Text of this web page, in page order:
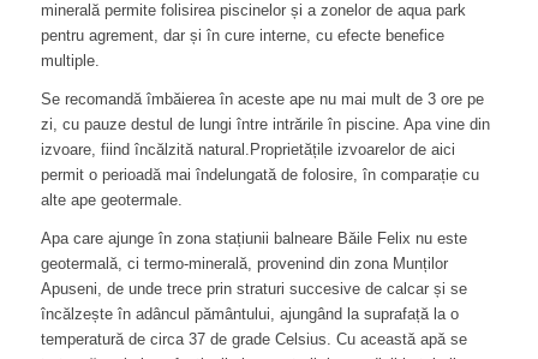
minerală permite folisirea piscinelor și a zonelor de aqua park
pentru agrement, dar și în cure interne, cu efecte benefice
multiple.
Se recomandă îmbăierea în aceste ape nu mai mult de 3 ore pe
zi, cu pauze destul de lungi între intrările în piscine. Apa vine din
izvoare, fiind încălzită natural.Proprietățile izvoarelor de aici
permit o perioadă mai îndelungată de folosire, în comparație cu
alte ape geotermale.
Apa care ajunge în zona stațiunii balneare Băile Felix nu este
geotermală, ci termo-minerală, provenind din zona Munților
Apuseni, de unde trece prin straturi succesive de calcar și se
încălzește în adâncul pământului, ajungând la suprafață la o
temperatură de circa 37 de grade Celsius. Cu această apă se